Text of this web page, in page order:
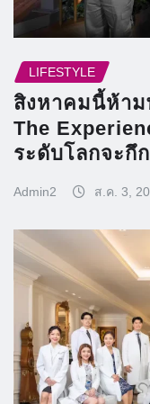
LIFESTYLE
สิงหาคมนี้ห้า
The
ระดับโลกจะกึ
Admin2 ส.ค. 3,